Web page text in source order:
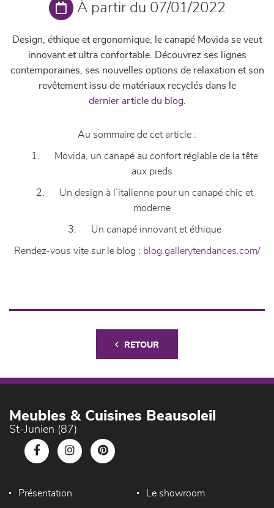
À partir du 07/01/2022
Design, éthique et ergonomique, le canapé Movida se veut
innovant et ultra confortable. Découvrez ses lignes
contemporaines, ses nouvelles options de relaxation et son
revêtement issu de matériaux recyclés dans le
dernier article du blog.
Au sommaire de cet article :
1.
Movida, un canapé au confort réglable de la tête
aux pieds
2. Un design à l’italienne pour un canapé chic et
moderne
3. Un canapé innovant et éthique
Rendez-vous vite sur le blog : blog.gallerytendances.com/
RETOUR
Meubles & Cuisines Beausoleil
St-Junien (87)
Présentation Le showroom